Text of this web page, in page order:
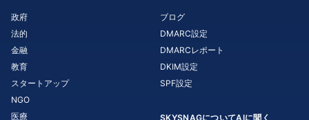
政府
法的
金融
教育
スタートアップ
NGO
医療
ブログ
DMARC設定
DMARCレポート
DKIM設定
SPF設定
SKYSNAGについてAIに聞く